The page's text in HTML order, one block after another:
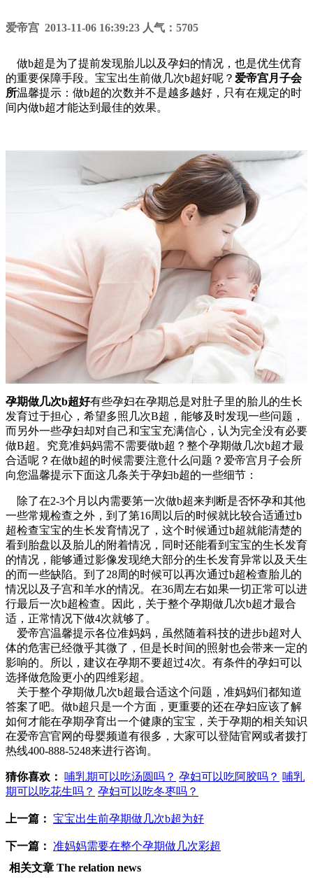
爱帝宫 2013-11-06 16:39:23 人气：5705
做b超是为了提前发现胎儿以及孕妇的情况，也是优生优育
的重要保障手段。宝宝出生前做几次b超好呢？ 爱帝宫月子会
所温馨提示：做b超的次数并不是越多越好，只有在规定的时
间内做b超才能达到最佳的效果。
孕期做几次b超好有些孕妇在孕期总是对肚子里的胎儿的生长
发育过于担心，希望多照几次B超，能够及时发现一些问题，
而另外一些孕妇却对自己和宝宝充满信心，认为完全没有必要
做B超。究竟准妈妈需不需要做b超？整个孕期做几次b超才最
合适呢？在做b超的时候需要注意什么问题？爱帝宫月子会所
向您温馨提示下面这几条关于孕妇b超的一些细节：
除了在2-3个月以内需要第一次做b超来判断是否怀孕和其他
一些常规检查之外，到了第16周以后的时候就比较合适通过b
超检查宝宝的生长发育情况了，这个时候通过b超就能清楚的
看到胎盘以及胎儿的附着情况，同时还能看到宝宝的生长发育
的情况，能够通过影像发现绝大部分的生长发育异常以及天生
的而一些缺陷。到了28周的时候可以再次通过b超检查胎儿的
情况以及子宫和羊水的情况。在36周左右如果一切正常可以进
行最后一次b超检查。因此，关于整个孕期做几次b超才最合
适，正常情况下做4次就够了。
爱帝宫温馨提示各位准妈妈，虽然随着科技的进步b超对人
体的危害已经微乎其微了，但是长时间的照射也会带来一定的
影响的。所以，建议在孕期不要超过4次。有条件的孕妇可以
选择做危险更小的四维彩超。
关于整个孕期做几次b超最合适这个问题，准妈妈们都知道
答案了吧。做b超只是一个方面，更重要的还在孕妇应该了解
如何才能在孕期孕育出一个健康的宝宝，关于孕期的相关知识
在爱帝宫官网的母婴频道有很多，大家可以登陆官网或者拨打
热线400-888-5248来进行咨询。
猜你喜欢： 哺乳期可以吃汤圆吗？ 孕妇可以吃阿胶吗？ 哺乳
期可以吃花生吗？ 孕妇可以吃冬枣吗？
上一篇： 宝宝出生前孕期做几次b超为好
下一篇： 准妈妈需要在整个孕期做几次彩超
相关文章 The relation news